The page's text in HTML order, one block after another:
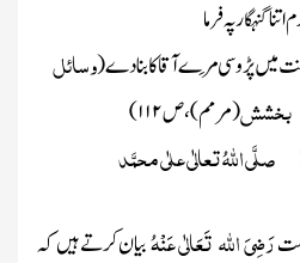
گنہگار پہ فرما
میں پڑوسی مِرے آقا کا بنا دے(وسائل
بخشش(مرمم)، ص۱۱۲)
صلَّی اللّٰہُ تعالٰی علٰی محمَّد
رَضِیَ اللہ تَعَالٰی عَنْہُبیان کرتے ہیں کہ